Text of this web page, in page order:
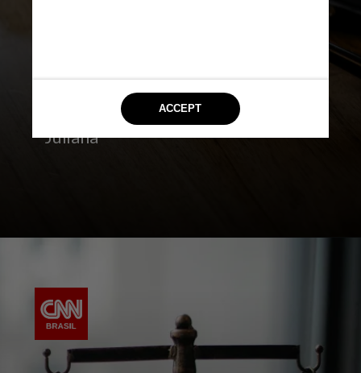
pelo depoimento do autor, o que
é proibido pela legislação", disse
Juliana